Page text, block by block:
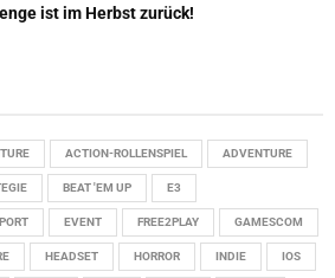
ist im Herbst zurück!
ACTION-ROLLENSPIEL ADVENTURE
BEAT 'EM UP E3
EVENT FREE2PLAY GAMESCOM
HEADSET HORROR INDIE IOS